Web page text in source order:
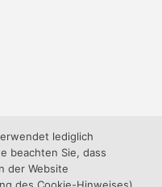
lediglich
beachten Sie, dass
der Website